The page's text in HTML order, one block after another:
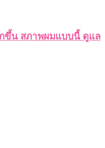
กขึ้น สภาพผมแบบนี้ ดูแล